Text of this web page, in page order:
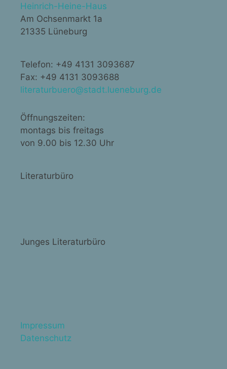
Heinrich-Heine-Haus
Am Ochsenmarkt 1a
21335 Lüneburg
Telefon: +49 4131 3093687
Fax: +49 4131 3093688
literaturbuero@stadt.lueneburg.de
Öffnungszeiten:
montags bis freitags
von 9.00 bis 12.30 Uhr
Literaturbüro
Junges Literaturbüro
Impressum
Datenschutz